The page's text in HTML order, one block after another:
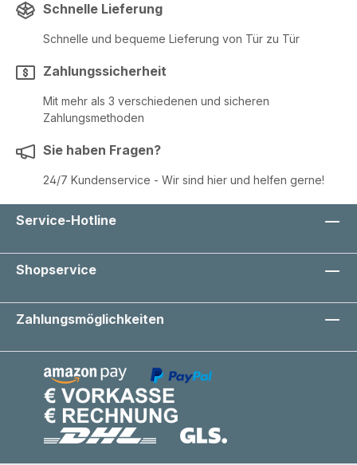
Schnelle Lieferung
Schnelle und bequeme Lieferung von Tür zu Tür
Zahlungssicherheit
Mit mehr als 3 verschiedenen und sicheren
Zahlungsmethoden
Sie haben Fragen?
24/7 Kundenservice - Wir sind hier und helfen gerne!
Service-Hotline
Shopservice
Zahlungsmöglichkeiten